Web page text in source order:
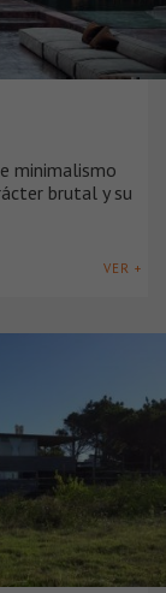
minimalismo
brutal y su
VER +